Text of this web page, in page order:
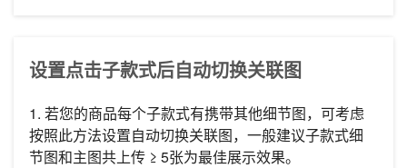
设置点击子款式后自动切换关联图
1. 若您的商品每个子款式有携带其他细节图，可考虑
按照此方法设置自动切换关联图，一般建议子款式细
节图和主图共上传 ≥ 5张为最佳展示效果。